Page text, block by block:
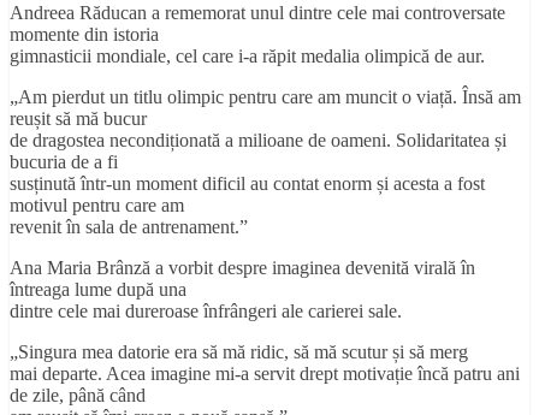
Andreea Răducan a rememorat unul dintre cele mai controversate
momente din istoria
gimnasticii mondiale, cel care i-a răpit medalia olimpică de aur.
„Am pierdut un titlu olimpic pentru care am muncit o viață. Însă am
reușit să mă bucur
de dragostea necondiționată a milioane de oameni. Solidaritatea și
bucuria de a fi
susținută într-un moment dificil au contat enorm și acesta a fost
motivul pentru care am
revenit în sala de antrenament.”
Ana Maria Brânză a vorbit despre imaginea devenită virală în
întreaga lume după una
dintre cele mai dureroase înfrângeri ale carierei sale.
„Singura mea datorie era să mă ridic, să mă scutur și să merg
mai departe. Acea imagine mi-a servit drept motivație încă patru ani
de zile, până când